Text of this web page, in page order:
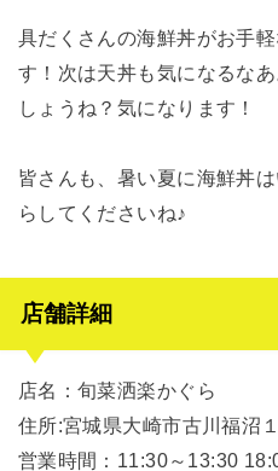
具だくさんの海鮮丼がお手
す！次は天丼も気になるな
しょうね？気になります！
皆さんも、暑い夏に海鮮丼
らしてくださいね♪
店舗詳細
店名：旬菜洒楽かぐら
住所:宮城県大崎市古川福沼
営業時間：11:30～13:30